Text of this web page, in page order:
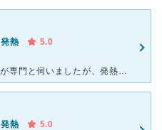
発熱
5.0
平瀬内科の院長先生は循環器内科が専門と伺いましたが、発熱などもみていただけます。親子4人でインフルに感染しましたが、全員平瀬内科で検査していただけました。小児の専門ではありませんが、むしろ丁寧に説明し
発熱
5.0